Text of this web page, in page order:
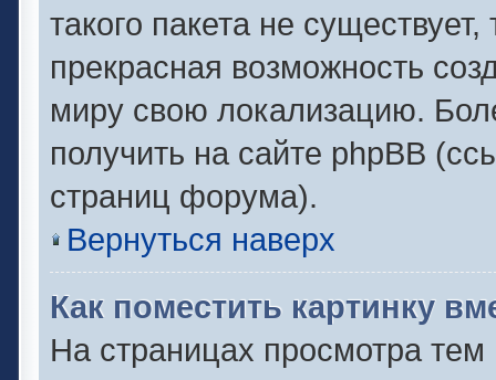
такого пакета не
прекрасная возможность
миру свою локализацию.
получить на сайте phpBB
страниц форума).
Вернуться наверх
Как поместить картинку
На страницах просмотра